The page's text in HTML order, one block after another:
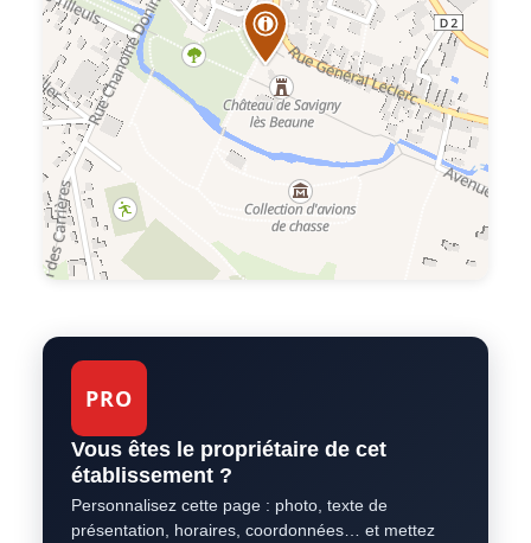
PRO
Vous êtes le propriétaire de cet
établissement ?
Personnalisez cette page : photo, texte de
présentation, horaires, coordonnées… et mettez